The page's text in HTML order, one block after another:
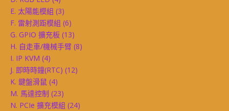
E. 太陽能模組 (3)
F. 雷射測距模組 (6)
G. GPIO 擴充板 (13)
H. 自走車/機械手臂 (8)
I. IP KVM (4)
J. 即時時鐘(RTC) (12)
K. 鍵盤滑鼠 (4)
M. 馬達控制 (23)
N. PCIe 擴充模組 (24)